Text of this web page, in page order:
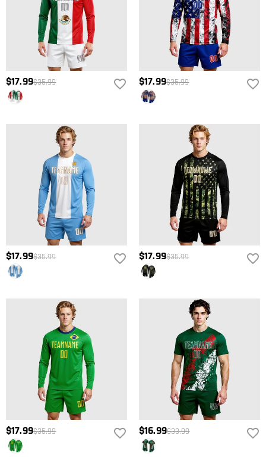
$17.99$35.99 $17.99$35.99
$17.99$35.99 $17.99$35.99
$17.99$35.99 $16.99$33.99